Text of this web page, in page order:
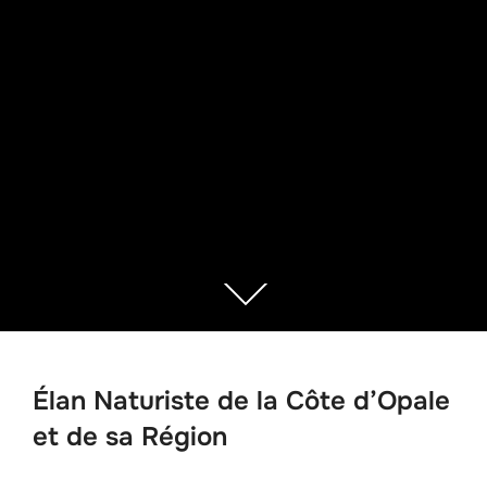
Descendre
au
Élan Naturiste de la Côte d’Opale
et de sa Région